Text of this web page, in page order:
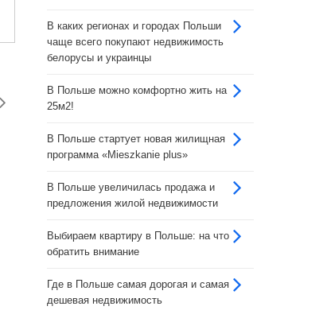
Квартира №B3 (50,39 м2),
499 000 зл
Площадь:50 кв. м.
В каких регионах и городах Польши
чаще всего покупают недвижимость
белорусы и украинцы
В Польше можно комфортно жить на
25м2!
В Польше стартует новая жилищная
программа «Mieszkanie plus»
В Польше увеличилась продажа и
предложения жилой недвижимости
Выбираем квартиру в Польше: на что
обратить внимание
Где в Польше самая дорогая и самая
дешевая недвижимость